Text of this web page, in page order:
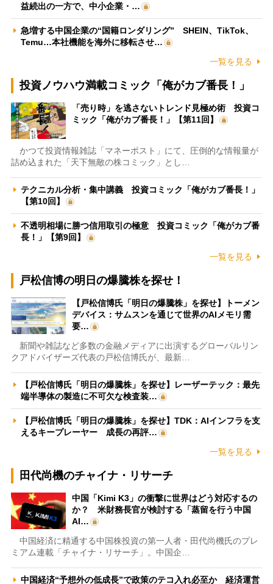
益続出の一方で、中小企業・…
急増する中国企業の“国籍ロンダリング” SHEIN、TikTok、
Temu…本社機能を海外に移転させ…
一覧を見る
投資ノウハウ満載コミック「俺がカブ番長！」
「売り時」を逃さないトレンド見極め術 投資コ
ミック「俺がカブ番長！」【第11回】
かつて投資情報雑誌「マネーポスト」にて、圧倒的な情報量が
詰め込まれた「天下無敵の株コミック」とし…
テクニカル分析・集中講義 投資コミック「俺がカブ番長！」
【第10回】
不透明相場に勝つ信用取引の極意 投資コミック「俺がカブ番
長！」【第9回】
一覧を見る
戸松信博の明日の爆騰株を探せ！
【戸松信博氏「明日の爆騰株」を探せ】トーメン
デバイス：サムスンを通じて世界のAIメモリ需
要…
新聞や雑誌など多数の金融メディアに出演するグローバルリン
クアドバイザーズ代表の戸松信博氏が、最新…
【戸松信博氏「明日の爆騰株」を探せ】レーザーテック：最先
端半導体の製造に不可欠な検査装…
【戸松信博氏「明日の爆騰株」を探せ】TDK：AIインフラを支
えるキープレーヤー 成長の再評…
一覧を見る
田代尚機のチャイナ・リサーチ
中国「Kimi K3」の衝撃に世界はどう対応するの
か？ 米財務長官が検討する「蒸留を行う中国
AI…
中国経済に精通する中国株投資の第一人者・田代尚機氏のプレ
ミアム連載「チャイナ・リサーチ」。中国企…
中国経済“予想外の低成長”で政策のテコ入れ必至か 経済運営